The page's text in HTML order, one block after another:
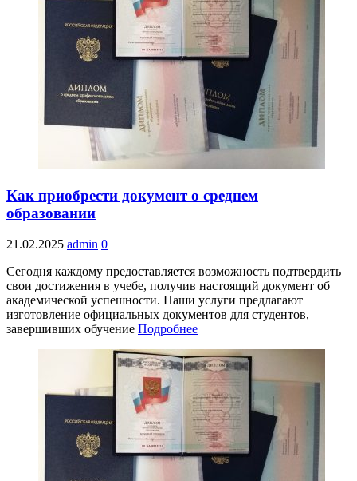
Как приобрести документ о среднем
образовании
21.02.2025 admin 0
Сегодня каждому предоставляется возможность подтвердить
свои достижения в учебе, получив настоящий документ об
академической успешности. Наши услуги предлагают
изготовление официальных документов для студентов,
завершивших обучение Подробнее